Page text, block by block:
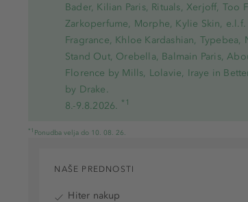
Bader, Kilian Paris, Rituals, Xerjoff, Too
Zarkoperfume, Morphe, Kylie Skin,
Fragrance, Khloe Kardashian, Typebea,
Stand Out, Orebella, Balmain Paris,
Florence by Mills, Lolavie, Iraye in
by Drake.
8.-9.8.2026. *1
*1 Ponudba velja do 10. 08. 26.
NAŠE PREDNOSTI
Hiter nakup